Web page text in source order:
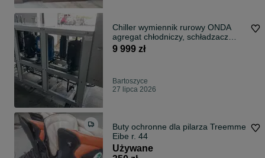
Chiller wymiennik rurowy ONDA
agregat chłodniczy, schładzacz
cieczy
9 999 zł
Bartoszyce
27 lipca 2026
Buty ochronne dla pilarza Treemme
Eibe r. 44
Używane